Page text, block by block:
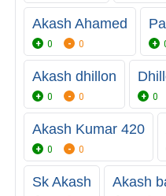
Akash Ahamed
0 0
Akash dhillon
0 0 0
Akash Kumar 420
0 0
Sk Akash Akash